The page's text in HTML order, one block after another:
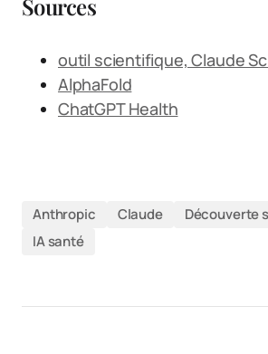
Sources
outil scientifique, Claude
AlphaFold
ChatGPT Health
Anthropic Claude
Découverte
IA santé